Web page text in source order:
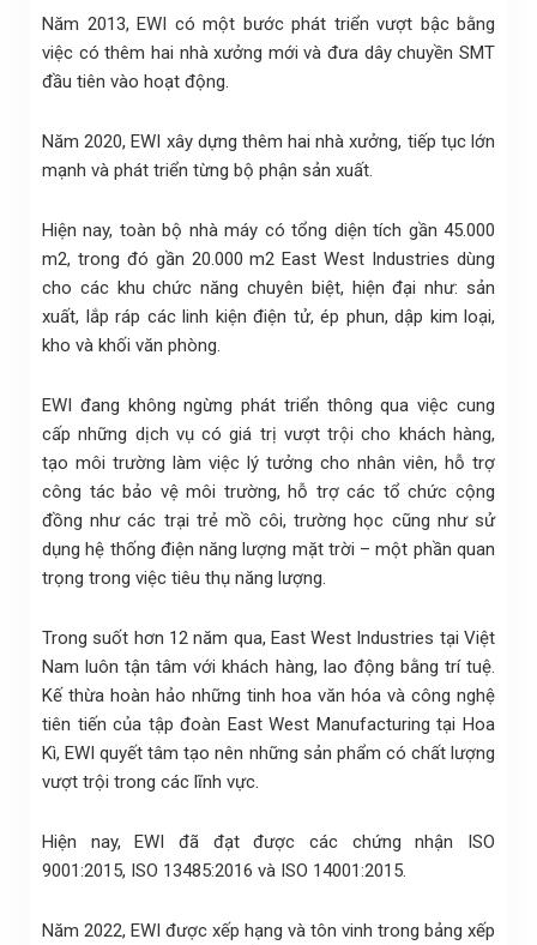
Năm 2013, EWI có một bước phát triển vượt bậc bằng
việc có thêm hai nhà xưởng mới và đưa dây chuyền SMT
đầu tiên vào hoạt động.
Năm 2020, EWI xây dựng thêm hai nhà xưởng, tiếp tục lớn
mạnh và phát triển từng bộ phận sản xuất.
Hiện nay, toàn bộ nhà máy có tổng diện tích gần 45.000
m2, trong đó gần 20.000 m2 East West Industries dùng
cho các khu chức năng chuyên biệt, hiện đại như: sản
xuất, lắp ráp các linh kiện điện tử, ép phun, dập kim loại,
kho và khối văn phòng.
EWI đang không ngừng phát triển thông qua việc cung
cấp những dịch vụ có giá trị vượt trội cho khách hàng,
tạo môi trường làm việc lý tưởng cho nhân viên, hỗ trợ
công tác bảo vệ môi trường, hỗ trợ các tổ chức cộng
đồng như các trại trẻ mồ côi, trường học cũng như sử
dụng hệ thống điện năng lượng mặt trời – một phần quan
trọng trong việc tiêu thụ năng lượng.
Trong suốt hơn 12 năm qua, East West Industries tại Việt
Nam luôn tận tâm với khách hàng, lao động bằng trí tuệ.
Kế thừa hoàn hảo những tinh hoa văn hóa và công nghệ
tiên tiến của tập đoàn East West Manufacturing tại Hoa
Kì, EWI quyết tâm tạo nên những sản phẩm có chất lượng
vượt trội trong các lĩnh vực.
Hiện nay, EWI đã đạt được các chứng nhận ISO
9001:2015, ISO 13485:2016 và ISO 14001:2015.
Năm 2022, EWI được xếp hạng và tôn vinh trong bảng xếp